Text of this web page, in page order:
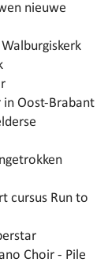
nieuwe
Oost-Brabant
cursus Run to
Choir - Pile